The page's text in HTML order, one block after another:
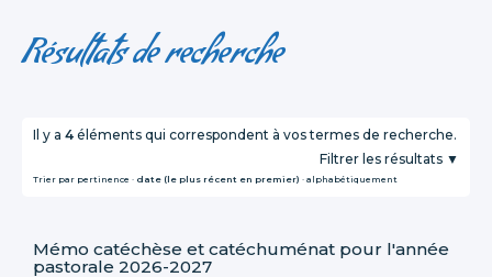
Résultats de recherche
Il y a 4 éléments qui correspondent à vos termes de recherche.
Filtrer les résultats
Trier par pertinence · date (le plus récent en premier) · alphabétiquement
Mémo catéchèse et catéchuménat pour l'année
pastorale 2026-2027